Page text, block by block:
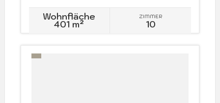
Wohnfläche
401 m²
ZIMMER
10